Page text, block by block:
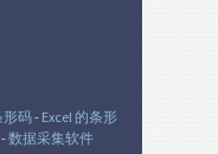
形码- Excel 的条形
-数据采集软件